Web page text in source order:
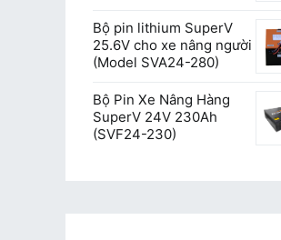
Bộ pin lithium SuperV
25.6V cho xe nâng người
(Model SVA24-280)
Bộ Pin Xe Nâng Hàng
SuperV 24V 230Ah
(SVF24-230)